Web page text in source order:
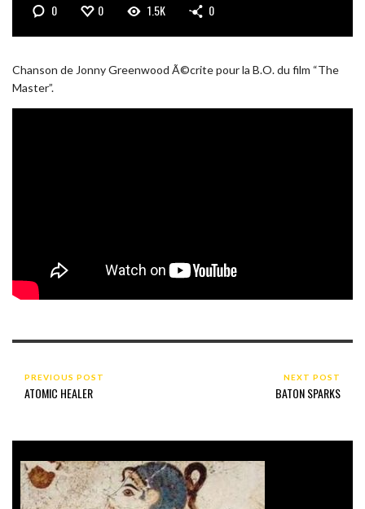
0 0 1.5K 0
Chanson de Jonny Greenwood Ã©crite pour la B.O. du film “The
Master”.
PREVIOUS POST
ATOMIC HEALER
NEXT POST
BATON SPARKS